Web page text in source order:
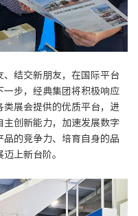
结交新朋友，在国际平台
一步，经典集团将积极响应
展会提供的优质平台，进
创新能力，加速发展数字
的竞争力、培育自身的品
上新台阶。